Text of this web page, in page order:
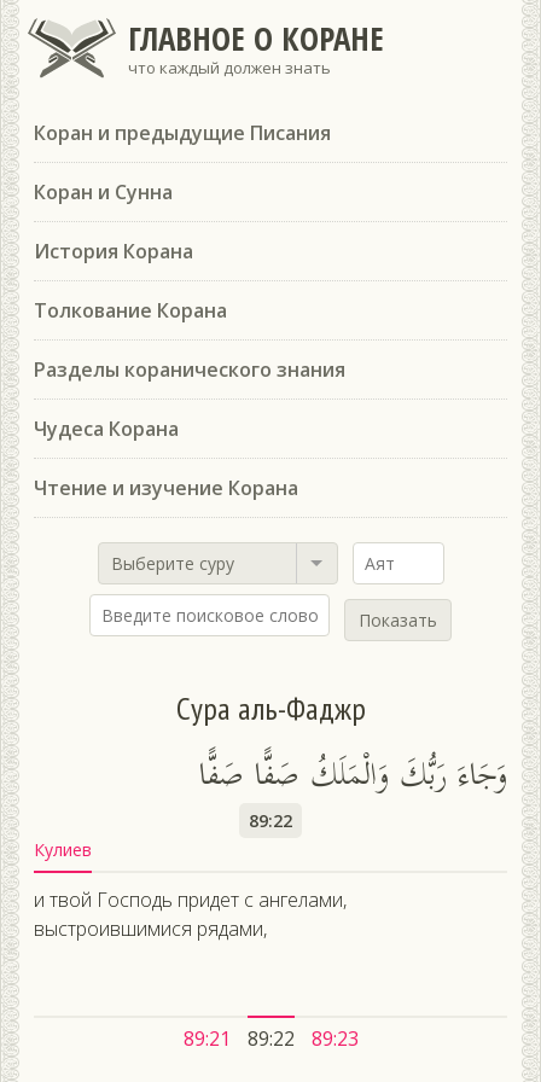
ГЛАВНОЕ О КОРАНЕ
что каждый должен знать
Коран и предыдущие Писания
Коран и Сунна
История Корана
Толкование Корана
Разделы коранического знания
Чудеса Корана
Чтение и изучение Корана
Выберите суру
Показать
Сура аль-Фаджр
وَجَاءَ رَبُّكَ وَالْمَلَكُ صَفًّا صَفًّا
89:22
Кулиев
и твой Господь придет с ангелами,
выстроившимися рядами,
89:21 89:22 89:23